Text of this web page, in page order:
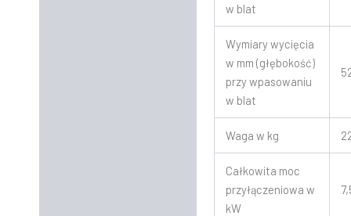
w blat
Wymiary wycięcia
w mm (głębokość)
przy wpasowaniu
w blat
Waga w kg
Całkowita moc
przyłączeniowa w
kW